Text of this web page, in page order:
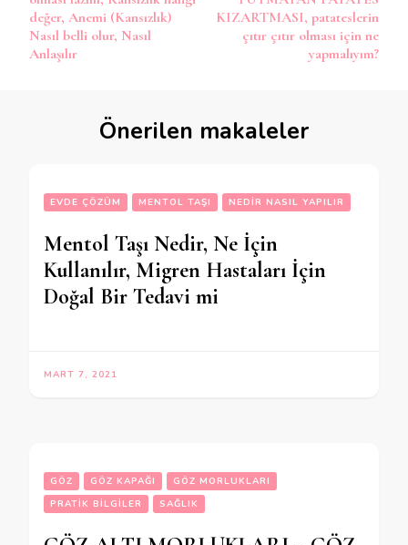
değer, Anemi (Kansızlık)
Nasıl belli olur, Nasıl
Anlaşılır
KIZARTMASI, patateslerin
çıtır çıtır olması için ne
yapmalıyım?
Önerilen makaleler
EVDE ÇÖZÜM MENTOL TAŞI NEDIR NASIL YAPILIR
Mentol Taşı Nedir, Ne İçin
Kullanılır, Migren Hastaları İçin
Doğal Bir Tedavi mi
MART 7, 2021
GÖZ GÖZ KAPAĞI
GÖZ MORLUKLARI
PRATIK BILGILER
SAĞLIK